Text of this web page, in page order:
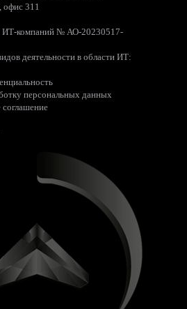
офис 311
ИТ-компаний № АО-20230517-
деятельности в области ИТ:
персональных данных
соглашение